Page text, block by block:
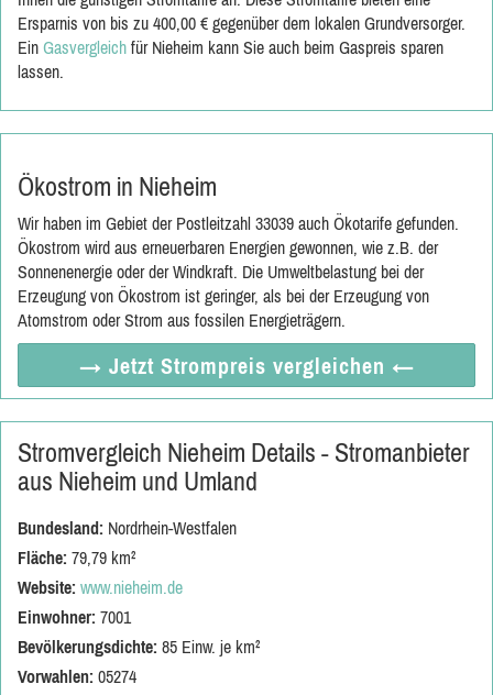
Ersparnis von bis zu 400,00 € gegenüber dem lokalen Grundversorger.
Ein Gasvergleich für Nieheim kann Sie auch beim Gaspreis sparen
lassen.
Ökostrom in Nieheim
Wir haben im Gebiet der Postleitzahl 33039 auch Ökotarife gefunden.
Ökostrom wird aus erneuerbaren Energien gewonnen, wie z.B. der
Sonnenenergie oder der Windkraft. Die Umweltbelastung bei der
Erzeugung von Ökostrom ist geringer, als bei der Erzeugung von
Atomstrom oder Strom aus fossilen Energieträgern.
→ Jetzt Strompreis vergleichen ←
Stromvergleich Nieheim Details - Stromanbieter
aus Nieheim und Umland
Bundesland: Nordrhein-Westfalen
Fläche: 79,79 km²
Website: www.nieheim.de
Einwohner: 7001
Bevölkerungsdichte: 85 Einw. je km²
Vorwahlen: 05274